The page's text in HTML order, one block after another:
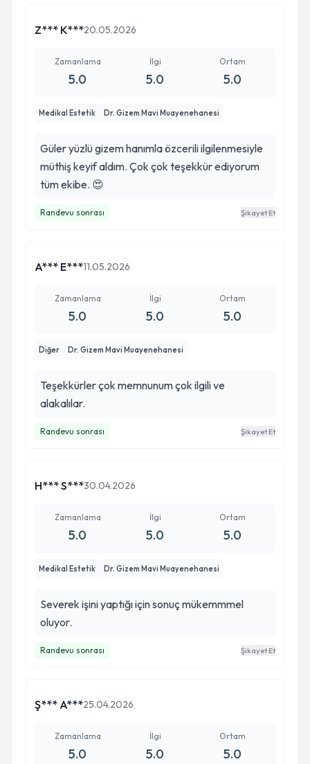
Z*** K***20.05.2026
Zamanlama
5.0
İlgi
5.0
Ortam
5.0
Medikal Estetik Dr. Gizem Mavi Muayenehanesi
Güler yüzlü gizem hanımla özcerili ilgilenmesiyle
müthiş keyif aldım. Çok çok teşekkür ediyorum
tüm ekibe. 😍
Randevu sonrası Şikayet Et
A*** E***11.05.2026
Zamanlama
5.0
İlgi
5.0
Ortam
5.0
Diğer Dr. Gizem Mavi Muayenehanesi
Teşekkürler çok memnunum çok ilgili ve
alakalılar.
Randevu sonrası Şikayet Et
H*** S***30.04.2026
Zamanlama
5.0
İlgi
5.0
Ortam
5.0
Medikal Estetik Dr. Gizem Mavi Muayenehanesi
Severek işini yaptığı için sonuç mükemmmel
oluyor.
Randevu sonrası Şikayet Et
Ş*** A***25.04.2026
Zamanlama
5.0
İlgi
5.0
Ortam
5.0